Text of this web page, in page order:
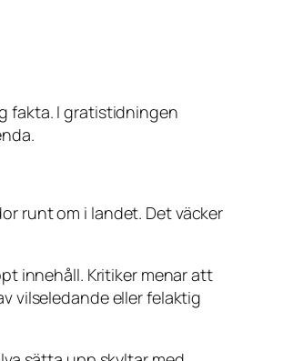
fakta. I gratistidningen
runt om i landet. Det väcker
innehåll. Kritiker menar att
vilseledande eller felaktig